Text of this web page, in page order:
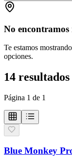
No encontramos
Te estamos
opciones.
14 resultados
Página 1 de 1
Blue Monkey